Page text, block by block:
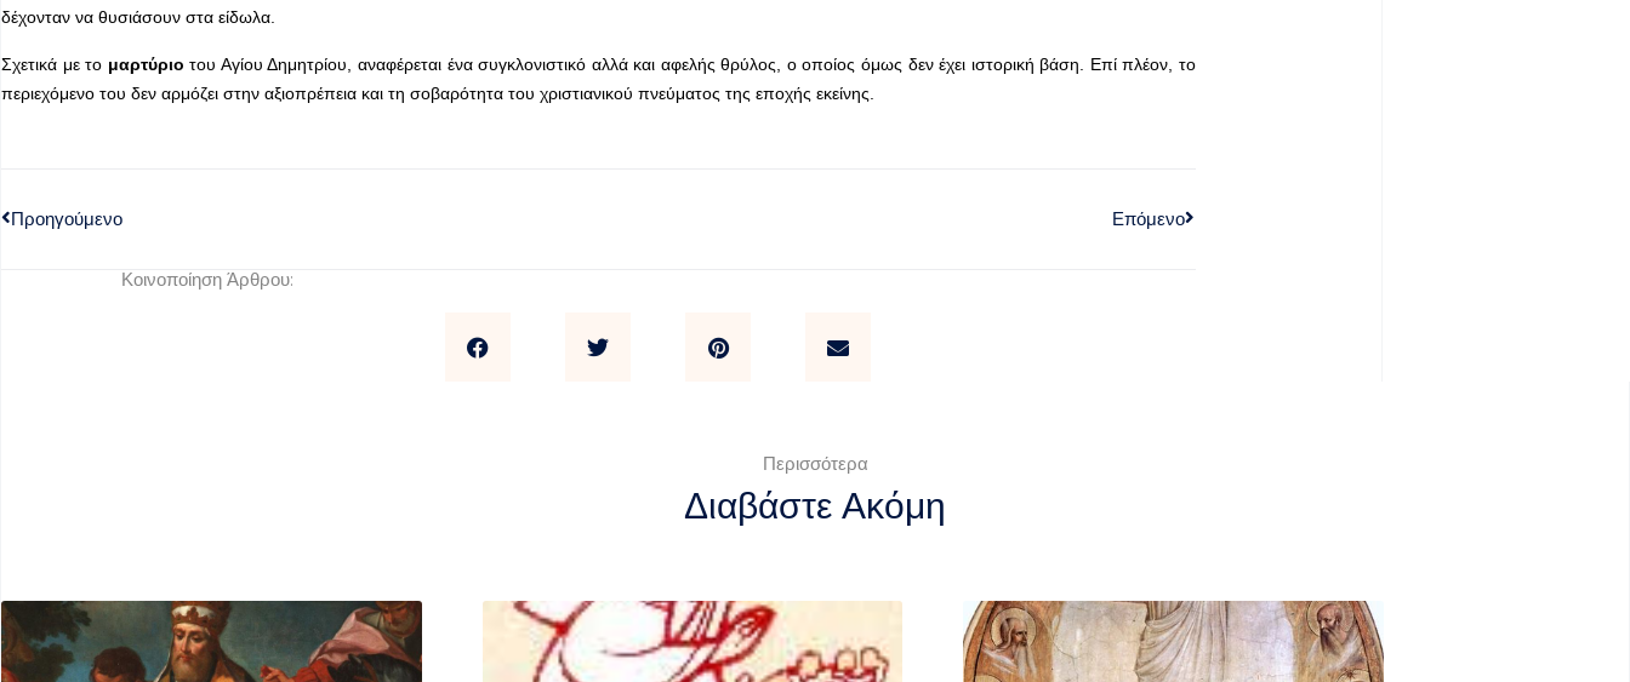
δέχονταν να θυσιάσουν στα είδωλα.
Σχετικά με το μαρτύριοτου Αγίου Δημητρίου, αναφέρεται ένα συγκλονιστικό αλλά και αφελής θρύλος, ο οποίος όμως δεν έχει ιστορική βάση. Επί πλέον, το
περιεχόμενο του δεν αρμόζει στην αξιοπρέπεια και τη σοβαρότητα του χριστιανικού πνεύματος της εποχής εκεί­νης.
Προηγούμενο Επόμενο
Κοινοποίηση Άρθρου:
Περισσότερα
Διαβάστε Ακόμη